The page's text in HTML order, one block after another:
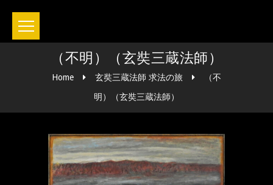
（不明）（玄奘三蔵法師）
Home 玄奘三蔵法師 求法の旅
（不
明）（玄奘三蔵法師）